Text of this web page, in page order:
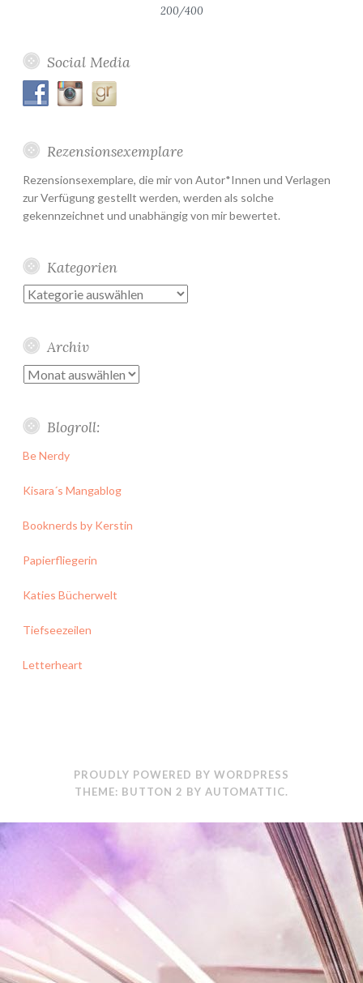
200/400
Social Media
Rezensionsexemplare
Rezensionsexemplare, die mir von Autor*Innen und Verlagen
zur Verfügung gestellt werden, werden als solche
gekennzeichnet und unabhängig von mir bewertet.
Kategorien
Kategorien
Archiv
Archiv
Blogroll:
Be Nerdy
Kisara´s Mangablog
Booknerds by Kerstin
Papierfliegerin
Katies Bücherwelt
Tiefseezeilen
Letterheart
PROUDLY POWERED BY WORDPRESS
THEME: BUTTON 2 BY AUTOMATTIC.